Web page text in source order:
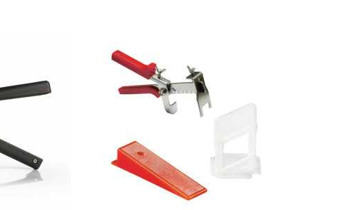
favorite_border visibility